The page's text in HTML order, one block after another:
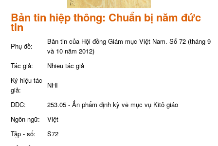
Bản tin hiệp thông: Chuẩn bị năm đức
tin
Phụ đề:
Bản tin của Hội đồng Giám mục Việt Nam. Số 72 (tháng 9
và 10 năm 2012)
Tác giả:
Nhiều tác giả
Ký hiệu tác
giả:
NHI
DDC:
253.05 - Ấn phẩm định kỳ về mục vụ Kitô giáo
Ngôn ngữ:
Việt
Tập - số:
S72